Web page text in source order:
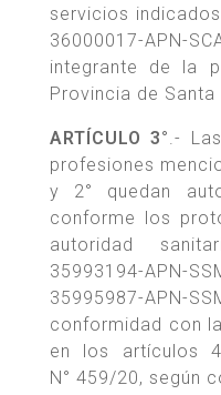
servicios
36000017-APN-
integrante de la
Provincia de Santa
ARTÍCULO 3°.-
profesiones
y 2° quedan
conforme los
autoridad
35993194-APN-
35995987-
conformidad con
en los artículos
N° 459/20, según